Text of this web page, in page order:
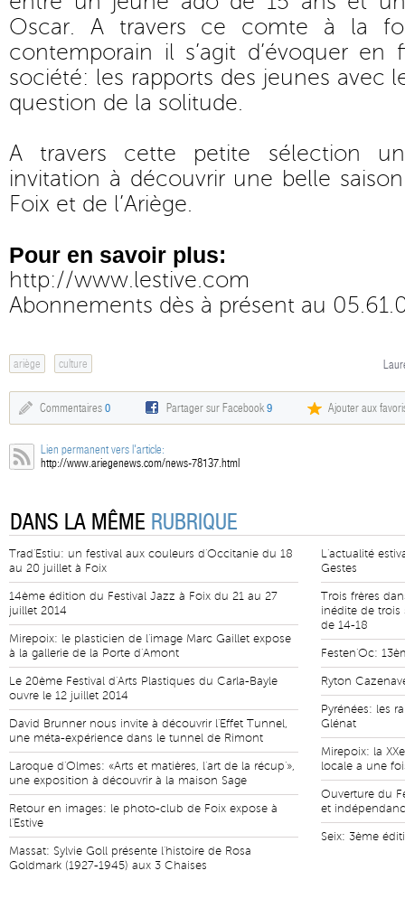
Oscar. A travers ce comte à la
contemporain il s’agit d’évoquer
société: les rapports des jeunes avec
question de la solitude.
A travers cette petite sélection
invitation à découvrir une belle
Foix et de l’Ariège.
Pour en savoir plus:
http://www.lestive.com
Abonnements dès à présent au
ariège culture
Commentaires 0 Partager sur Facebook9 Ajouter aux
Lien permanent vers l'article:
http://www.ariegenews.com/news-78137.html
DANS LA MÊME RUBRIQUE
Trad'Estiu: un festival aux couleurs d'Occitanie du 18
au 20 juillet à Foix
14ème édition du Festival Jazz à Foix du 21 au 27
juillet 2014
Mirepoix: le plasticien de l'image Marc Gaillet expose
à la gallerie de la Porte d'Amont
Le 20ème Festival d'Arts Plastiques du Carla-Bayle
ouvre le 12 juillet 2014
David Brunner nous invite à découvrir l'Effet Tunnel,
une méta-expérience dans le tunnel de Rimont
Laroque d'Olmes: «Arts et matières, l'art de la récup'»,
une exposition à découvrir à la maison Sage
Retour en images: le photo-club de Foix expose à
l'Estive
Massat: Sylvie Goll présente l'histoire de Rosa
Goldmark (1927-1945) aux 3 Chaises
L'actualité
Gestes
Trois frères
inédite de trois
de 14-18
Festen'Oc:
Ryton
Pyrénées: les
Glénat
Mirepoix: la
locale a une
Ouverture du
et
Seix: 3ème